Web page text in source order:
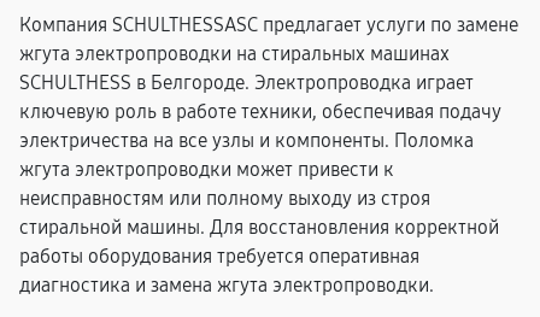
Компания SCHULTHESSASC предлагает услуги по замене
жгута электропроводки на стиральных машинах
SCHULTHESS в Белгороде. Электропроводка играет
ключевую роль в работе техники, обеспечивая подачу
электричества на все узлы и компоненты. Поломка
жгута электропроводки может привести к
неисправностям или полному выходу из строя
стиральной машины. Для восстановления корректной
работы оборудования требуется оперативная
диагностика и замена жгута электропроводки.